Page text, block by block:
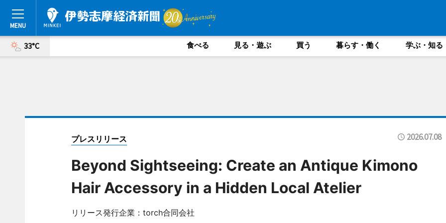
33°C 食べる 見る・遊ぶ 買う 暮らす・働く 学ぶ・知る
プレスリリース 2026.07.08
Beyond Sightseeing: Create an Antique Kimono
Hair Accessory in a Hidden Local Atelier
リリース発行企業：torch合同会社